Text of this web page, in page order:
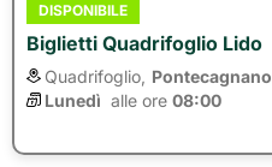
DISPONIBILE
Biglietti Quadrifoglio Lido
Quadrifoglio, Pontecagnano
Lunedì alle ore 08:00